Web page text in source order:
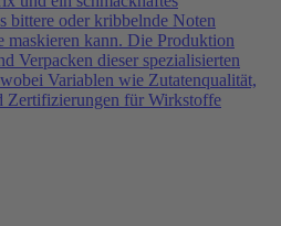
bittere oder kribbelnde Noten
maskieren kann. Die Produktion
Verpacken dieser spezialisierten
Variablen wie Zutatenqualität,
Zertifizierungen für Wirkstoffe